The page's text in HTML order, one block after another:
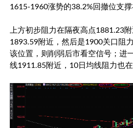
1615-1960涨势的38.2%回撤位支撑
上方初步阻力在隔夜高点1881.23
1893.59附近，然后是1900关口阻
该位置，则削弱后市看空信号；进
线1911.85附近，10日均线阻力也在